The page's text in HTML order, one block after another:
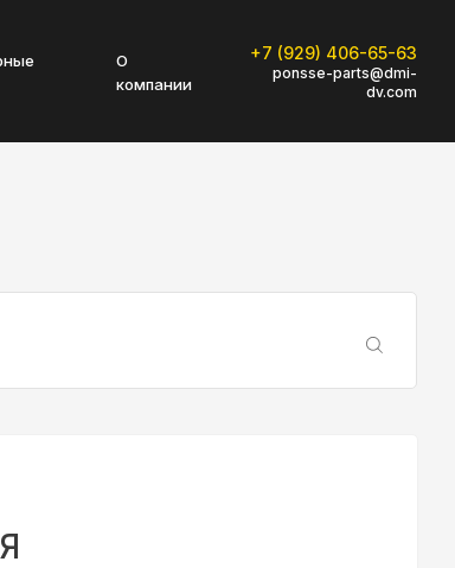
О
компании
+7 (929) 406-65-63
ponsse-parts@dmi-
dv.com